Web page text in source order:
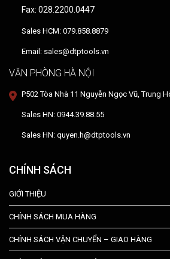
Fax: 028.2200.0447
Sales HCM: 079.858.8879
Email: sales@dtptools.vn
VĂN PHÒNG HÀ NỘI
P502 Tòa Nhà 11 Nguyễn Ngọc Vũ, Trung
Sales HN: 0944.39.88.55
Sales HN: quyen.h@dtptools.vn
CHÍNH SÁCH
GIỚI THIỆU
CHÍNH SÁCH MUA HÀNG
CHÍNH SÁCH VẬN CHUYỂN – GIAO HÀNG